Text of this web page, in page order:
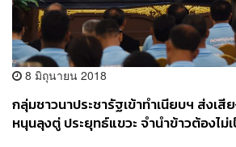
8 มิถุนายน 2018
กลุ่มชาวนาประชารัฐเข้าทำเนียบฯ ส่งเสี
หนุนลุงตู่ ประยุทธ์แขวะ จำนำข้าวต้องไม่เ